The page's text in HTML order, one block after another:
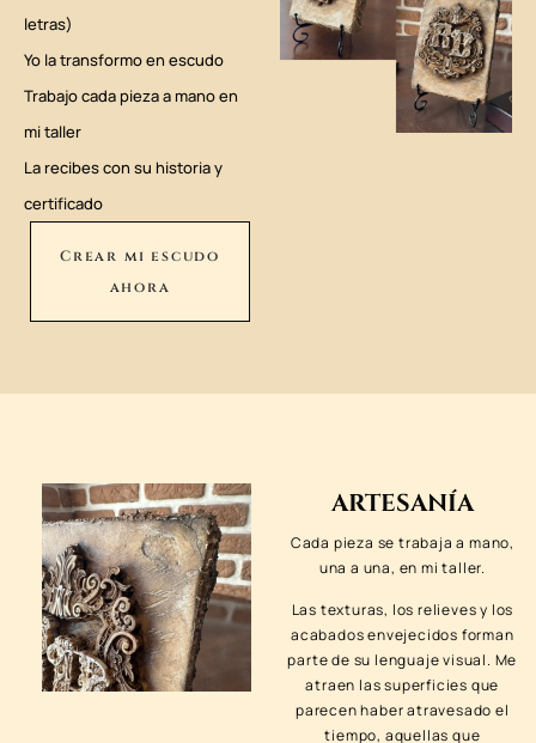
letras)
Yo la transformo en escudo
Trabajo cada pieza a mano en
mi taller
La recibes con su historia y
certificado
Crear mi escudo
ahora
ARTESANÍA
Cada pieza se trabaja a mano,
una a una, en mi taller.
Las texturas, los relieves y los
acabados envejecidos forman
parte de su lenguaje visual. Me
atraen las superficies que
parecen haber atravesado el
tiempo, aquellas que